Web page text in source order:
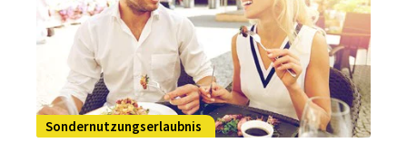
Sondernutzungserlaubnis